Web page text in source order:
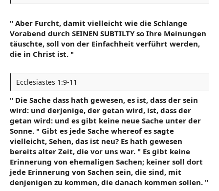
" Aber Furcht, damit vielleicht wie die Schlange
Vorabend durch SEINEN SUBTILTY so Ihre Meinungen
täuschte, soll von der Einfachheit verführt werden,
die in Christ ist. "
Ecclesiastes 1:9-11
" Die Sache dass hath gewesen, es ist, dass der sein
wird: und derjenige, der getan wird, ist, dass der
getan wird: und es gibt keine neue Sache unter der
Sonne. " Gibt es jede Sache whereof es sagte
vielleicht, Sehen, das ist neu? Es hath gewesen
bereits alter Zeit, die vor uns war. " Es gibt keine
Erinnerung von ehemaligen Sachen; keiner soll dort
jede Erinnerung von Sachen sein, die sind, mit
denjenigen zu kommen, die danach kommen sollen. "